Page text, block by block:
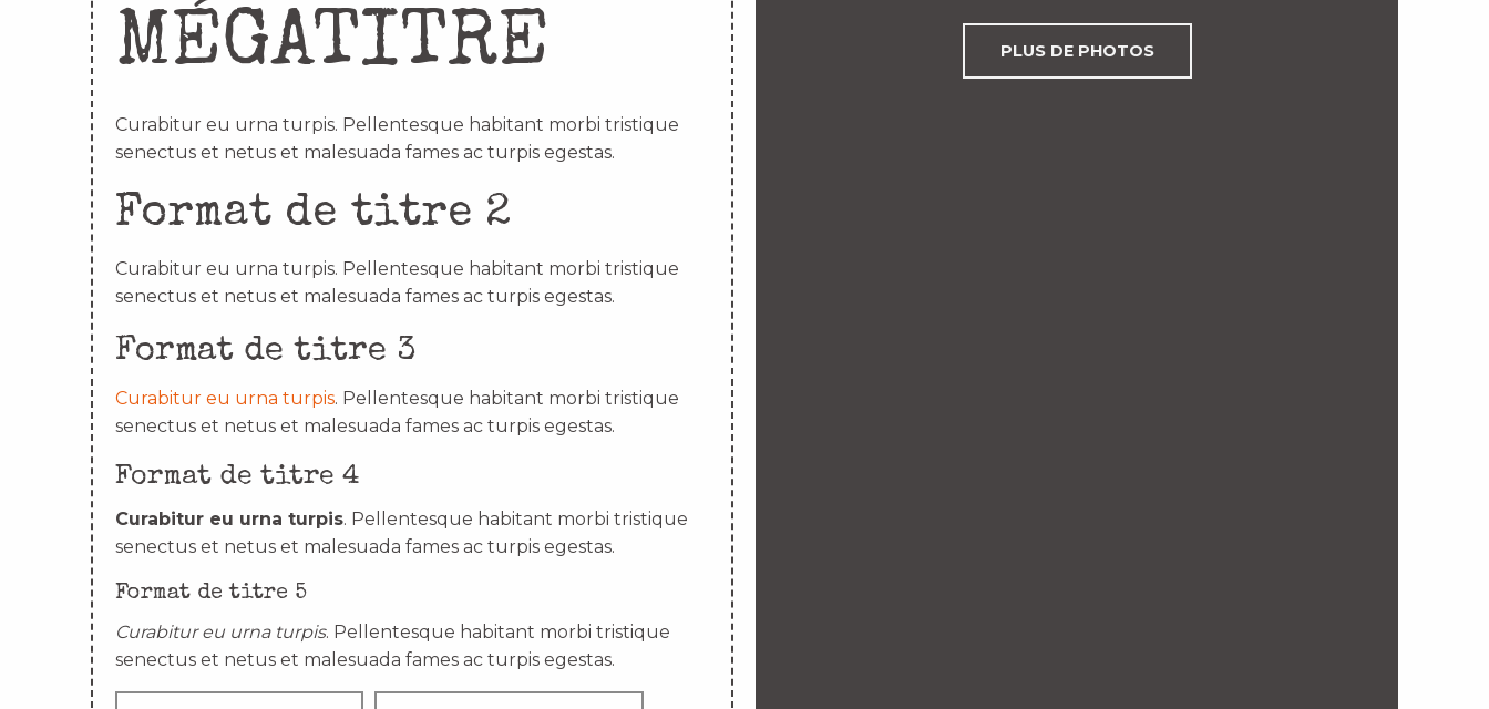
MÉGATITRE
Curabitur eu urna turpis. Pellentesque habitant morbi tristique
senectus et netus et malesuada fames ac turpis egestas.
Format de titre 2
Curabitur eu urna turpis. Pellentesque habitant morbi tristique
senectus et netus et malesuada fames ac turpis egestas.
Format de titre 3
Curabitur eu urna turpis. Pellentesque habitant morbi tristique
senectus et netus et malesuada fames ac turpis egestas.
Format de titre 4
Curabitur eu urna turpis. Pellentesque habitant morbi tristique
senectus et netus et malesuada fames ac turpis egestas.
Format de titre 5
Curabitur eu urna turpis. Pellentesque habitant morbi tristique
senectus et netus et malesuada fames ac turpis egestas.
PLUS DE PHOTOS